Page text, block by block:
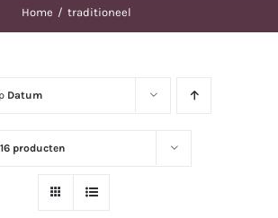
Home traditioneel
Datum
16 producten